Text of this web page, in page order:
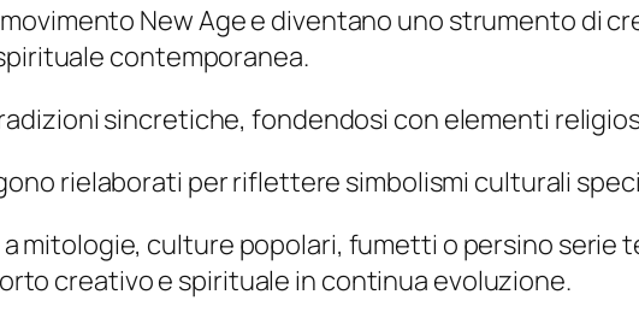
New Age e diventano uno strumento di
contemporanea.
sincretiche, fondendosi con elementi
rielaborati per riflettere simbolismi culturali
mitologie, culture popolari, fumetti o persino serie
creativo e spirituale in continua evoluzione.